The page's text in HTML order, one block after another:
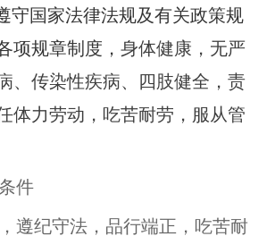
守国家法律法规及有关政策规
项规章制度 ， 身体健康，无严
、传染性疾病、四肢健全，责
体力劳动，吃苦耐劳，服从管
件
遵纪守法，品行端正，吃苦耐